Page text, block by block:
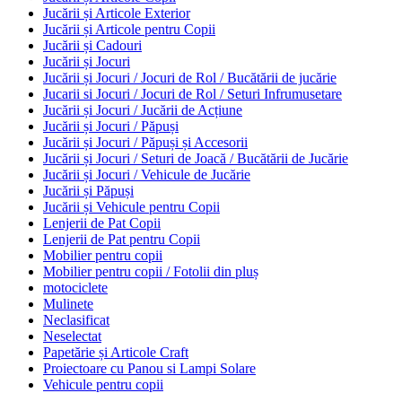
Jucării și Articole Exterior
Jucării și Articole pentru Copii
Jucării și Cadouri
Jucării și Jocuri
Jucării și Jocuri / Jocuri de Rol / Bucătării de jucărie
Jucarii si Jocuri / Jocuri de Rol / Seturi Infrumusetare
Jucării și Jocuri / Jucării de Acțiune
Jucării și Jocuri / Păpuși
Jucării și Jocuri / Păpuși și Accesorii
Jucării și Jocuri / Seturi de Joacă / Bucătării de Jucărie
Jucării și Jocuri / Vehicule de Jucărie
Jucării și Păpuși
Jucării și Vehicule pentru Copii
Lenjerii de Pat Copii
Lenjerii de Pat pentru Copii
Mobilier pentru copii
Mobilier pentru copii / Fotolii din pluș
motociclete
Mulinete
Neclasificat
Neselectat
Papetărie și Articole Craft
Proiectoare cu Panou si Lampi Solare
Vehicule pentru copii